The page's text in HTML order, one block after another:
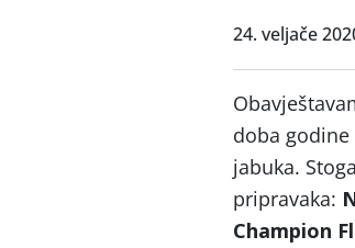
24. veljače
doba
jabuka.
pripravaka:
Champion